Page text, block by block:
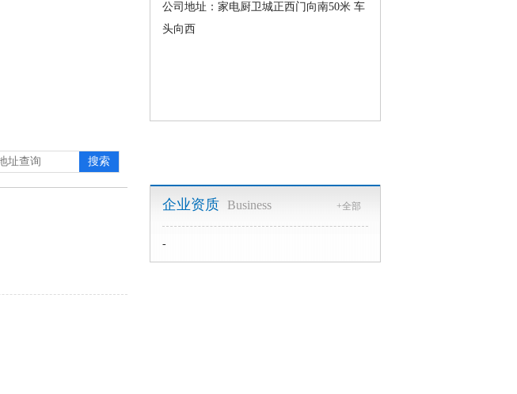
公司地址：家电厨卫城正西门向南50米 车
头向西
搜索
企业资质 Business +全部
-